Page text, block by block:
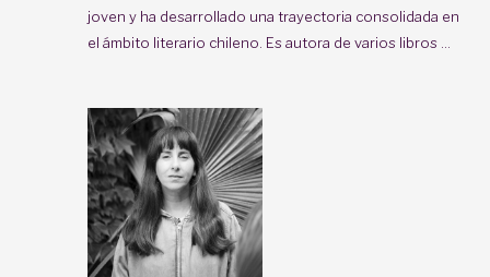
joven y ha desarrollado una trayectoria consolidada en
el ámbito literario chileno. Es autora de varios libros ...